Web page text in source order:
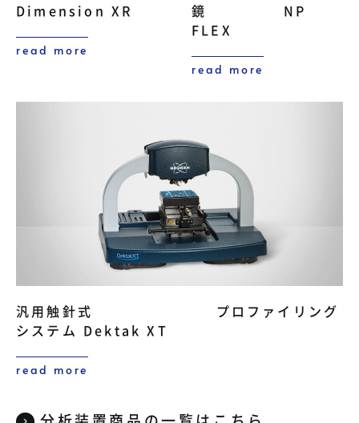
Dimension XR
read more
鏡 NP
FLEX
read more
汎用触針式 プロファイリング
システム Dektak XT
read more